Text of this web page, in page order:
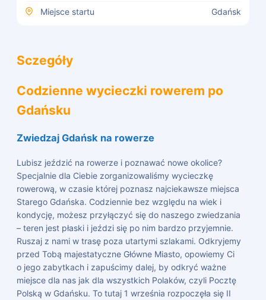
Miejsce startu
Gdańsk
Sczegóły
Codzienne wycieczki rowerem po
Gdańsku
Zwiedzaj Gdańsk na rowerze
Lubisz jeździć na rowerze i poznawać nowe okolice?
Specjalnie dla Ciebie zorganizowaliśmy wycieczkę
rowerową, w czasie której poznasz najciekawsze miejsca
Starego Gdańska. Codziennie bez względu na wiek i
kondycję, możesz przyłączyć się do naszego zwiedzania
– teren jest płaski i jeździ się po nim bardzo przyjemnie.
Ruszaj z nami w trasę poza utartymi szlakami. Odkryjemy
przed Tobą majestatyczne Główne Miasto, opowiemy Ci
o jego zabytkach i zapuścimy dalej, by odkryć ważne
miejsce dla nas jak dla wszystkich Polaków, czyli Pocztę
Polską w Gdańsku. To tutaj 1 września rozpoczęła się II